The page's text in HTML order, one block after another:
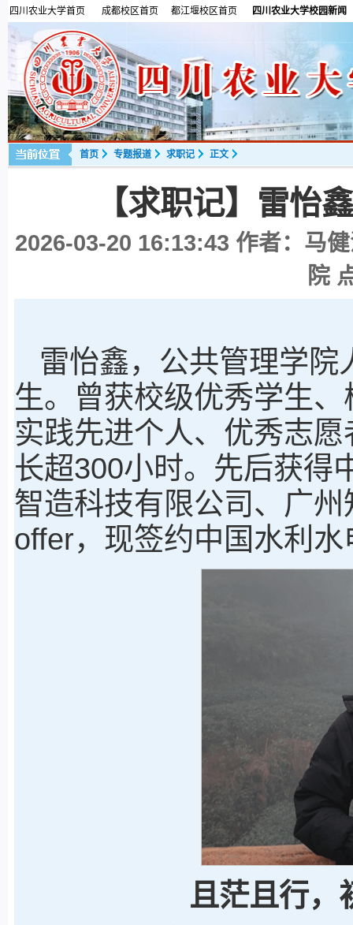
四川农业大学首页 成都校区首页 都江堰校区首页 四川农业大学校园新闻
首页 专题报道 求职记 正文
【求职记】雷怡
2026-03-20 16:13:43 作者：马
院
雷怡鑫，公共管理学
生。曾获校级优秀学生
实践先进个人、优秀志
长超300小时。先后获得
智造科技有限公司、广
offer，现签约中国水利
且茫且行，